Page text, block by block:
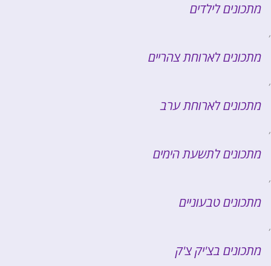
מתכונים לילדים
,
מתכונים לארוחת צהריים
,
מתכונים לארוחת ערב
,
מתכונים לתשעת הימים
,
מתכונים טבעוניים
,
מתכונים בצ'יק צ'ק